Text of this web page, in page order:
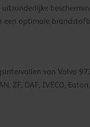
een optimale
van Volvo
ZF, DAF, IVECO,